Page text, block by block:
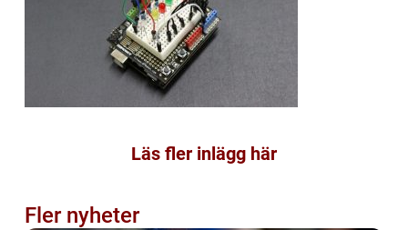
Läs fler inlägg här
Fler nyheter